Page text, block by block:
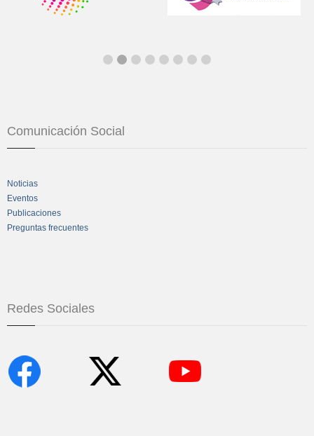
Comunicación Social
Noticias
Eventos
Publicaciones
Preguntas frecuentes
Redes Sociales